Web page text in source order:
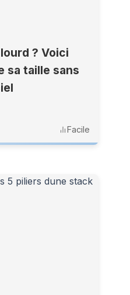
? Voici
sa taille sans
Facile